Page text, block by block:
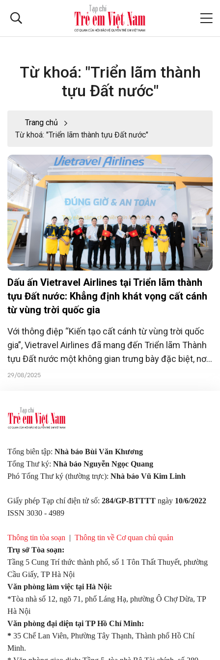
Từ khoá: "Triển lãm thành
tựu Đất nước"
Trang chủ
Từ khoá: "Triển lãm thành tựu Đất nước"
Dấu ấn Vietravel Airlines tại Triển lãm thành
tựu Đất nước: Khẳng định khát vọng cất cánh
từ vùng trời quốc gia
Với thông điệp “Kiến tạo cất cánh từ vùng trời quốc
gia”, Vietravel Airlines đã mang đến Triển lãm Thành
tựu Đất nước một không gian trưng bày đặc biệt, nơi
hành trình của một hãng hàng không trẻ được hòa
29/08/2025
Tổng biên tập: Nhà báo Bùi Văn Khương
Tổng Thư ký: Nhà báo Nguyễn Ngọc Quang
Phó Tổng Thư ký (thường trực): Nhà báo Vũ Kim Linh
Giấy phép Tạp chí điện tử số: 284/GP-BTTTT ngày 10/6/2022
ISSN 3030 - 4989
Thông tin tòa soạn | Thông tin về Cơ quan chủ quản
Trụ sở Tòa soạn:
Tầng 5 Cung Trí thức thành phố, số 1 Tôn Thất Thuyết, phường
Cầu Giấy, TP Hà Nội
Văn phòng làm việc tại Hà Nội:
*Tòa nhà số 12, ngõ 71, phố Láng Hạ, phường Ô Chợ Dừa, TP
Hà Nội
Văn phòng đại diện tại TP Hồ Chí Minh:
* 35 Chế Lan Viên, Phường Tây Thạnh, Thành phố Hồ Chí
Minh.